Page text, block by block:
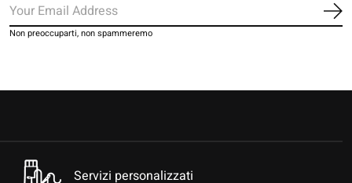
Non preoccuparti, non spammeremo
Servizi personalizzati